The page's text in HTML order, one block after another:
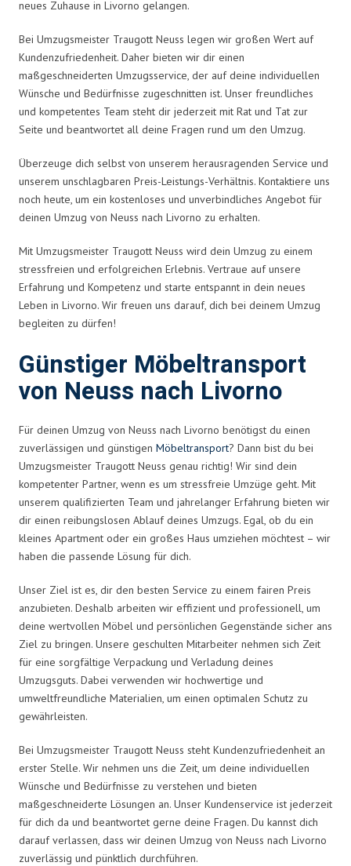
neues Zuhause in Livorno gelangen.
Bei Umzugsmeister Traugott Neuss legen wir großen Wert auf
Kundenzufriedenheit. Daher bieten wir dir einen
maßgeschneiderten Umzugsservice, der auf deine individuellen
Wünsche und Bedürfnisse zugeschnitten ist. Unser freundliches
und kompetentes Team steht dir jederzeit mit Rat und Tat zur
Seite und beantwortet all deine Fragen rund um den Umzug.
Überzeuge dich selbst von unserem herausragenden Service und
unserem unschlagbaren Preis-Leistungs-Verhältnis. Kontaktiere uns
noch heute, um ein kostenloses und unverbindliches Angebot für
deinen Umzug von Neuss nach Livorno zu erhalten.
Mit Umzugsmeister Traugott Neuss wird dein Umzug zu einem
stressfreien und erfolgreichen Erlebnis. Vertraue auf unsere
Erfahrung und Kompetenz und starte entspannt in dein neues
Leben in Livorno. Wir freuen uns darauf, dich bei deinem Umzug
begleiten zu dürfen!
Günstiger Möbeltransport
von Neuss nach Livorno
Für deinen Umzug von Neuss nach Livorno benötigst du einen
zuverlässigen und günstigen Möbeltransport? Dann bist du bei
Umzugsmeister Traugott Neuss genau richtig! Wir sind dein
kompetenter Partner, wenn es um stressfreie Umzüge geht. Mit
unserem qualifizierten Team und jahrelanger Erfahrung bieten wir
dir einen reibungslosen Ablauf deines Umzugs. Egal, ob du ein
kleines Apartment oder ein großes Haus umziehen möchtest – wir
haben die passende Lösung für dich.
Unser Ziel ist es, dir den besten Service zu einem fairen Preis
anzubieten. Deshalb arbeiten wir effizient und professionell, um
deine wertvollen Möbel und persönlichen Gegenstände sicher ans
Ziel zu bringen. Unsere geschulten Mitarbeiter nehmen sich Zeit
für eine sorgfältige Verpackung und Verladung deines
Umzugsguts. Dabei verwenden wir hochwertige und
umweltfreundliche Materialien, um einen optimalen Schutz zu
gewährleisten.
Bei Umzugsmeister Traugott Neuss steht Kundenzufriedenheit an
erster Stelle. Wir nehmen uns die Zeit, um deine individuellen
Wünsche und Bedürfnisse zu verstehen und bieten
maßgeschneiderte Lösungen an. Unser Kundenservice ist jederzeit
für dich da und beantwortet gerne deine Fragen. Du kannst dich
darauf verlassen, dass wir deinen Umzug von Neuss nach Livorno
zuverlässig und pünktlich durchführen.